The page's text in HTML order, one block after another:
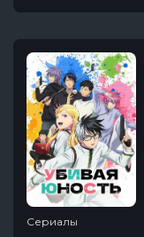
Сериалы